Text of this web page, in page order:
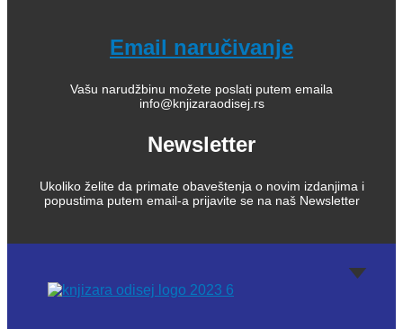
Email naručivanje
Vašu narudžbinu možete poslati putem emaila
info@knjizaraodisej.rs
Newsletter
Ukoliko želite da primate obaveštenja o novim izdanjima i
popustima putem email-a prijavite se na naš Newsletter